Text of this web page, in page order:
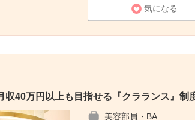
気になる
収40万円以上も目指せる『クラランス』
美容部員・BA